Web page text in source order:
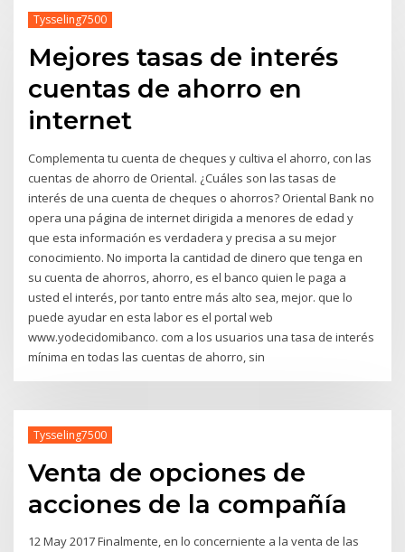
Tysseling7500
Mejores tasas de interés
cuentas de ahorro en
internet
Complementa tu cuenta de cheques y cultiva el ahorro, con las
cuentas de ahorro de Oriental. ¿Cuáles son las tasas de
interés de una cuenta de cheques o ahorros? Oriental Bank no
opera una página de internet dirigida a menores de edad y
que esta información es verdadera y precisa a su mejor
conocimiento. No importa la cantidad de dinero que tenga en
su cuenta de ahorros, ahorro, es el banco quien le paga a
usted el interés, por tanto entre más alto sea, mejor. que lo
puede ayudar en esta labor es el portal web
www.yodecidomibanco. com a los usuarios una tasa de interés
mínima en todas las cuentas de ahorro, sin
Tysseling7500
Venta de opciones de
acciones de la compañía
12 May 2017 Finalmente, en lo concerniente a la venta de las